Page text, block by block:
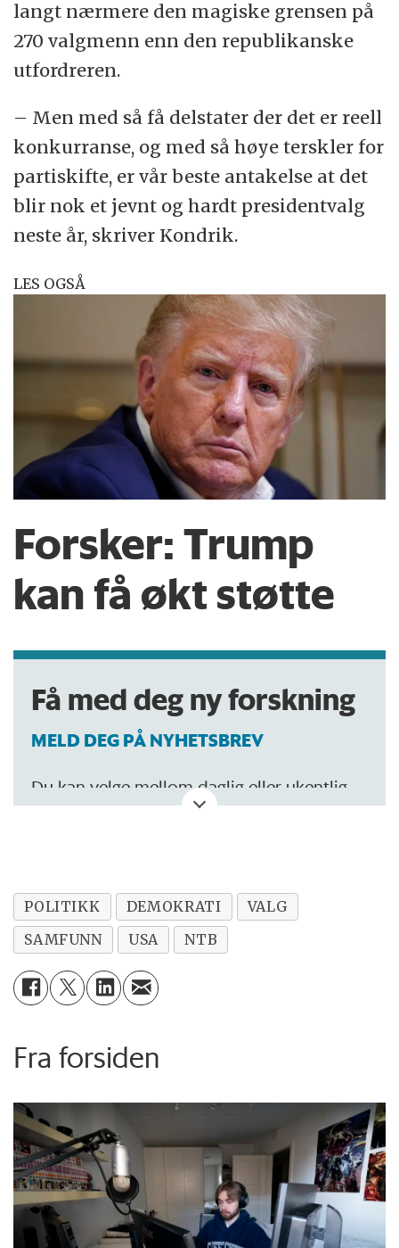
langt nærmere den magiske grensen på
270 valgmenn enn den republikanske
utfordreren.
– Men med så få delstater der det er reell
konkurranse, og med så høye terskler for
partiskifte, er vår beste antakelse at det
blir nok et jevnt og hardt presidentvalg
neste år, skriver Kondrik.
LES OGSÅ
Forsker: Trump
kan få økt støtte
Få med deg ny forskning
MELD DEG PÅ NYHETSBREV
Du kan velge mellom daglig eller ukentlig
POLITIKK DEMOKRATI
VALG
SAMFUNN
USA NTB
Fra forsiden